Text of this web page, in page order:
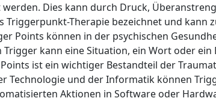
Dies kann durch Druck,
Triggerpunkt-Therapie bezeichnet und
Points können in der psychischen
Trigger kann eine Situation, ein Wort oder
ist ein wichtiger Bestandteil der
Technologie und der Informatik können
Aktionen in Software oder